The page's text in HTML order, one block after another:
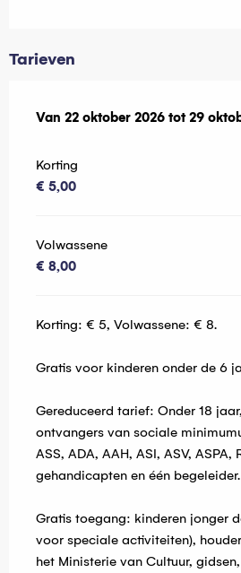
Tarieven
Van 22 oktober 2026 tot29
Van 22 oktober 2026 tot29
Korting
€ 5,00
Volwassene
€ 8,00
Korting: € 5, Volwassene: € 8.
Gratis voor kinderen onder de 6
Gereduceerd tarief: Onder 18
ontvangers van sociale
ASS, ADA, AAH, ASI, ASV, ASPA,
gehandicapten en één begeleider.
Gratis toegang: kinderen jonger
voor speciale activiteiten),
het Ministerie van Cultuur,